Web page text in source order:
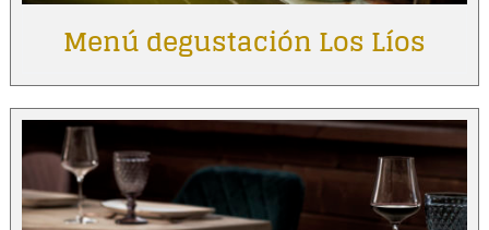
Menú degustación Los Líos